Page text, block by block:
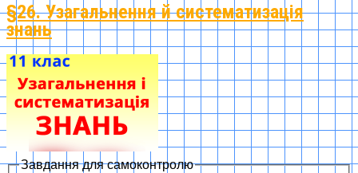
§26. Узагальнення й систематизація
знань
Завдання для самоконтролю